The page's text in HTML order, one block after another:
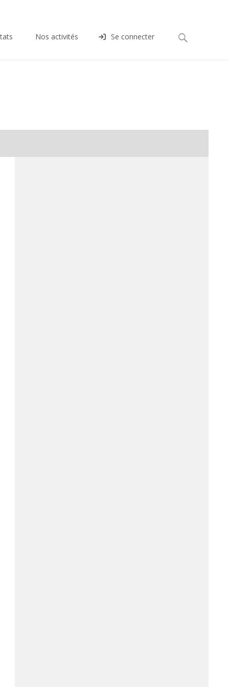
Nos activités Se connecter Rechercher :